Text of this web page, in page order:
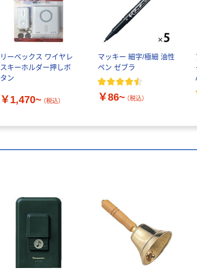
リーベックス ワイヤレ
スキーホルダー押しボ
タン
￥1,470~ （税込）
マッキー 細字/極細 油性
ペン ゼブラ
￥86~ （税込）